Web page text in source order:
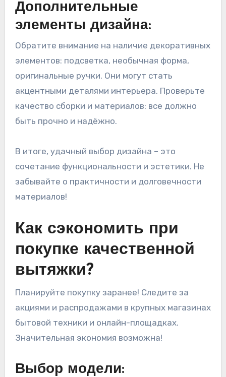
Дополнительные
элементы дизайна:
Обратите внимание на наличие декоративных
элементов: подсветка, необычная форма,
оригинальные ручки. Они могут стать
акцентными деталями интерьера. Проверьте
качество сборки и материалов: все должно
быть прочно и надёжно.
В итоге, удачный выбор дизайна – это
сочетание функциональности и эстетики. Не
забывайте о практичности и долговечности
материалов!
Как сэкономить при
покупке качественной
вытяжки?
Планируйте покупку заранее! Следите за
акциями и распродажами в крупных магазинах
бытовой техники и онлайн-площадках.
Значительная экономия возможна!
Выбор модели: